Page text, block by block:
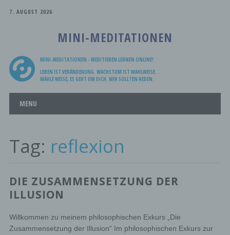
7. AUGUST 2026
MINI-MEDITATIONEN
MINI-MEDITATIONEN - MEDITIEREN LERNEN ONLINE!
LEBEN IST VERÄNDERUNG. WACHSTUM IST WAHLWEISE.
WÄHLE WEISE, ES GEHT UM DICH. WIR SOLLTEN REDEN.
Main menu
MENU
Tag: reflexion
DIE ZUSAMMENSETZUNG DER
ILLUSION
Willkommen zu meinem philosophischen Exkurs „Die
Zusammensetzung der Illusion“ Im philosophischen Exkurs zur